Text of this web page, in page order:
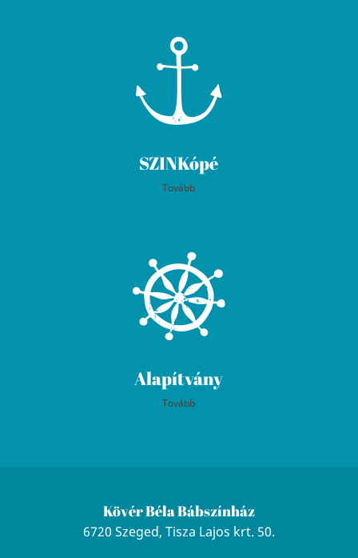
SZINKópé
Tovább
Alapítvány
Tovább
Kövér Béla Bábszínház
6720 Szeged, Tisza Lajos krt. 50.